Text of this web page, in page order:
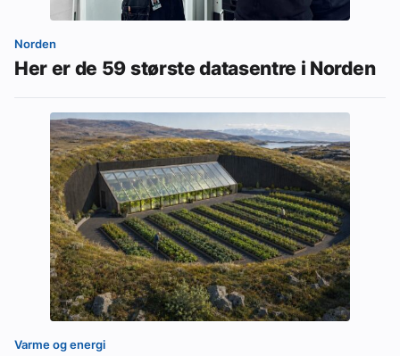
Norden
Her er de 59 største datasentre i Norden
Varme og energi